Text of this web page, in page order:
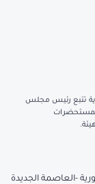
تتبع رئيس مجلس
المستحضرات
-العاصمة الجديدة